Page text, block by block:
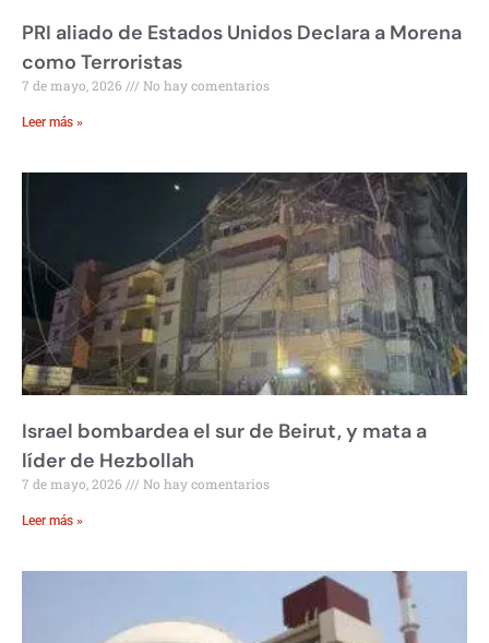
PRI aliado de Estados Unidos Declara a Morena
como Terroristas
7 de mayo, 2026 No hay comentarios
Leer más »
Israel bombardea el sur de Beirut, y mata a
líder de Hezbollah
7 de mayo, 2026 No hay comentarios
Leer más »